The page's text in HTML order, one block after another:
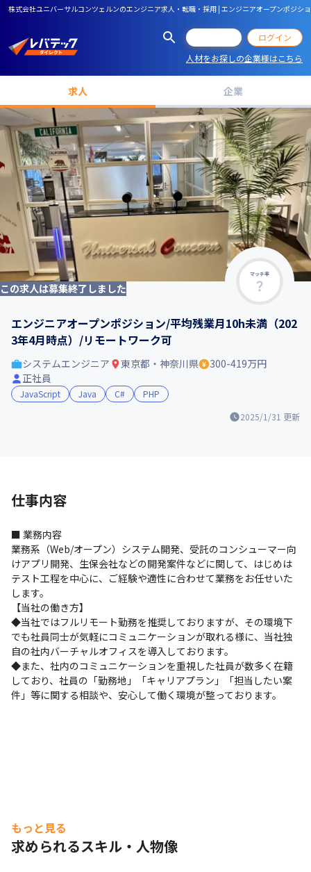
株式会社ユニバーサルコンツェルンのエンジニア求人・転職・採用 | エンジニアオープンポジ
ログイン
人材をお探しの企業様はこちら
求人 企業
マッチ率
この求人は募集終了しました
エンジニアオープンポジション/平均残業月10h未満（202
3年4月時点）/リモートワーク可
2025/1/31 更新
システムエンジニア 東京都・神奈川県
300-419万円
正社員
JavaScript Java C# PHP
仕事内容
■ 業務内容
業務系（Web/オープン）システム開発、受託のコンシューマー向
けアプリ開発、生保会社などの開発案件などに関して、はじめは
テスト工程を中心に、ご経験や適性に合わせて業務をお任せいた
します。
【当社の働き方】
◆当社ではフルリモート勤務を推奨しておりますが、その環境下
でも社員同士が気軽にコミュニケーションが取れる様に、当社独
自の社内バーチャルオフィスを導入しております。
◆また、社内のコミュニケーションを重視した社員が数多く在籍
しており、社員の「勤務地」「キャリアプラン」「担当したい案
件」等に関する相談や、安心して働く環境が整っております。
もっと見る
求められるスキル・人物像